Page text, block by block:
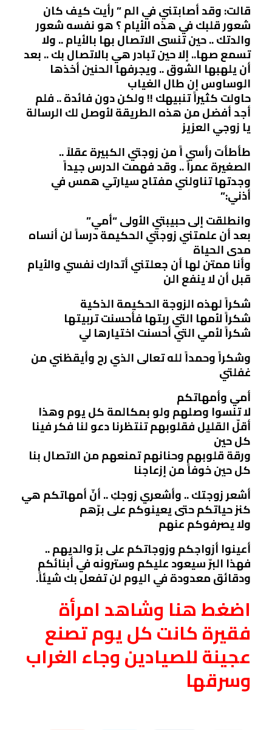
قالت: وقد أصابتني في الم ” رأيت كيف كان
شعور قلبك في هذه الأيام ؟ هو نفسه شعور
والدتك .. حين تنسى الاتصال بها بالأيام .. ولا
تسمع صها.. إلا حين تبادر هي بالاتصال بك .. بعد
أن يلهبها الشوق .. ويجرفها الحنين أخذها
الوساوس إن طال الغياب
حاولت كثيراً تنبيهك !! ولكن دون فائدة .. فلم
أجد أفضل من هذه الطريقة لأوصل لك الرسالة
يا زوجي العزيز
طأطأت رأسي اً من زوجتي الكبيرة عقلاً ..
الصغيرة عمراً .. وقد فهمت الدرس جيداً
وجدتها تناولني مفتاح سيارتي همس في
أذني:”
وانطلقت إلى حبيبتي الأولى “أمي”
بعد أن علمتني زوجتي الحكيمة درساً لن أنساه
مدى الحياة
وأنا ممتن لها أن جعلتني أتدارك نفسي والأيام
قبل أن لا ينفع الن
شكراً لهذه الزوجة الحكيمة الذكية
شكراً لأمها التي ربتها فأحسنت تربيتها
شكراً لأمي التي أحسنت اختيارها لي
وشكراً وحمداً لله تعالى الذي رح وأيقظني من
غفلتي
أمي وأمهاتكم
لا تنسوا وصلهم ولو بمكالمة كل يوم وهذا
أقلّ القليل فقلوبهم تنتظرنا دعو لنا فكر فينا
كل حين
ورقة قلوبهم وحنانهم تمنعهم من الاتصال بنا
كل حين خوفاً من إزعاجنا
أشعر زوجتك .. وأشعري زوجكِ .. أنّ أمهاتكم هي
كنز حياتكم حتى يعينوكم على برّهم
ولا يصرفوكم عنهم
أعينوا أزواجكم وزوجاتكم على برّ والديهم ..
فهذا البرّ سيعود عليكم وسترونه في أبنائكم
ودقائق معدودة في اليوم لن تفعل بك شيئاً.
اضغط هنا وشاهد امرأة
فقيرة كانت كل يوم تصنع
عجينة للصيادين وجاء الغراب
وسرقها